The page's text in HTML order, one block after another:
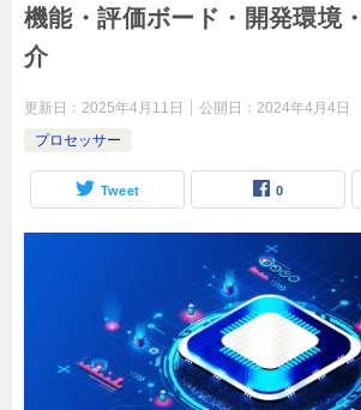
機能・評価ボード・開発環境
介
更新日： 2025年4月11日 公開日： 2024年4月4日
プロセッサー
Tweet 0